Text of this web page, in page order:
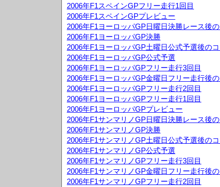
2006年F1スペインGPフリー走行1回目
2006年F1スペインGPプレビュー
2006年F1ヨーロッパGP日曜日決勝レース後
2006年F1ヨーロッパGP決勝
2006年F1ヨーロッパGP土曜日公式予選後の
2006年F1ヨーロッパGP公式予選
2006年F1ヨーロッパGPフリー走行3回目
2006年F1ヨーロッパGP金曜日フリー走行後
2006年F1ヨーロッパGPフリー走行2回目
2006年F1ヨーロッパGPフリー走行1回目
2006年F1ヨーロッパGPプレビュー
2006年F1サンマリノGP日曜日決勝レース後
2006年F1サンマリノGP決勝
2006年F1サンマリノGP土曜日公式予選後の
2006年F1サンマリノGP公式予選
2006年F1サンマリノGPフリー走行3回目
2006年F1サンマリノGP金曜日フリー走行後
2006年F1サンマリノGPフリー走行2回目